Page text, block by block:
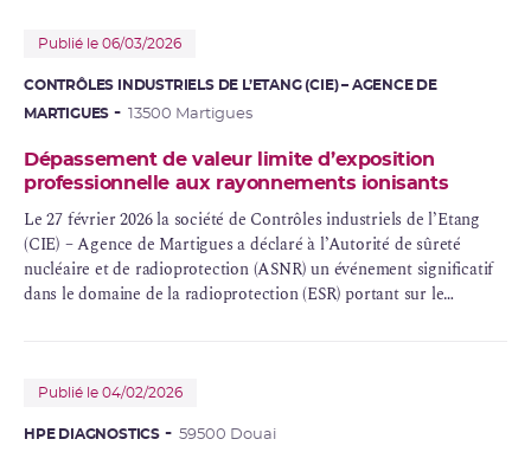
rattrapé par le personnel ni ses parents.
Publié le 06/03/2026
CONTRÔLES INDUSTRIELS DE L’ETANG (CIE) – AGENCE DE
MARTIGUES
13500 Martigues
Dépassement de valeur limite d’exposition
professionnelle aux rayonnements ionisants
Le 27 février 2026 la société de Contrôles industriels de l’Etang
(CIE) – Agence de Martigues a déclaré à l’Autorité de sûreté
nucléaire et de radioprotection (ASNR) un événement significatif
dans le domaine de la radioprotection (ESR) portant sur le
Publié le 04/02/2026
HPE DIAGNOSTICS 59500 Douai